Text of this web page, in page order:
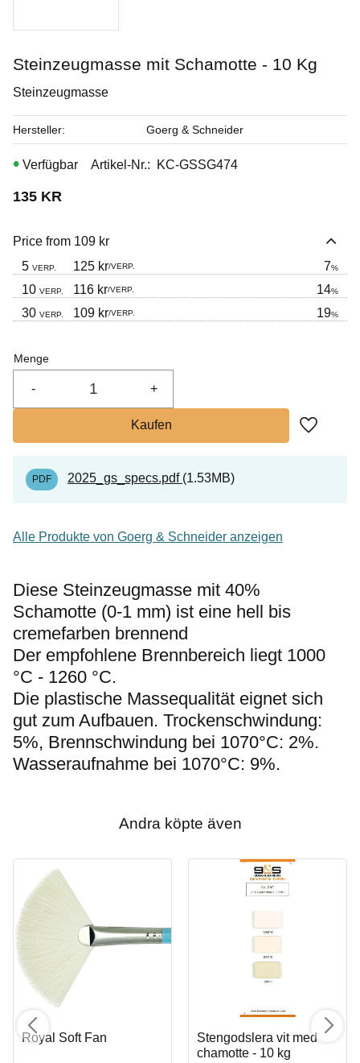
Art. nr: SW-198
Steinzeugmasse mit Schamotte - 10 Kg
Steinzeugmasse
135 KR
Price from 109 kr
5 VERP. 125 kr/VERP. 7%
10 VERP. 116 kr/VERP. 14%
30 VERP. 109 kr/VERP. 19%
Menge
+
-
Zu
Artikel-Nr. KC-GSSG474
Hersteller Goerg & Schneider
2025_gs_specs.pdf 1.53MB
Alle Produkte von Goerg & Schneider anzeigen
Diese Steinzeugmasse mit 40%
Schamotte (0-1 mm) ist eine hell bis
cremefarben brennend
Der empfohlene Brennbereich liegt 1000
°C - 1260 °C.
Die plastische Massequalität eignet sich
gut zum Aufbauen. Trockenschwindung:
5%, Brennschwindung bei 1070°C: 2%.
Wasseraufnahme bei 1070°C: 9%.
Andra köpte även
Royal Soft Fan
Stengodslera vit med
chamotte - 10 kg